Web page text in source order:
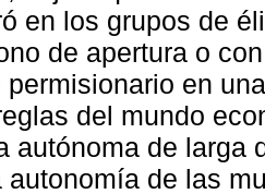
en los grupos de
de apertura o
permisionario en
del mundo
autónoma de larga
autonomía de las